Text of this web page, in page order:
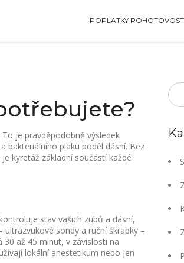
POPLATKY
je pravděpodobně výsledek
bakteriálního plaku podél dásní. Bez
kyretáž základní součástí každé
stav vašich zubů a dásní,
sondy a ruční škrabky –
30 až 45 minut, v závislosti na
lokální anestetikum nebo jen